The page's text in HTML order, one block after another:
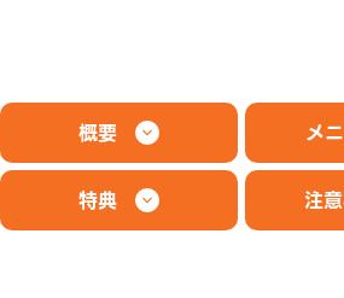
概要 メ
特典 注